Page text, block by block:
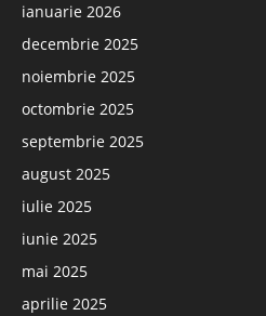
ianuarie 2026
decembrie 2025
noiembrie 2025
octombrie 2025
septembrie 2025
august 2025
iulie 2025
iunie 2025
mai 2025
aprilie 2025